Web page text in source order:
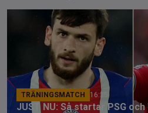
TRÄNINGSMATCH 16:25
JUST NU: Så startar PSG